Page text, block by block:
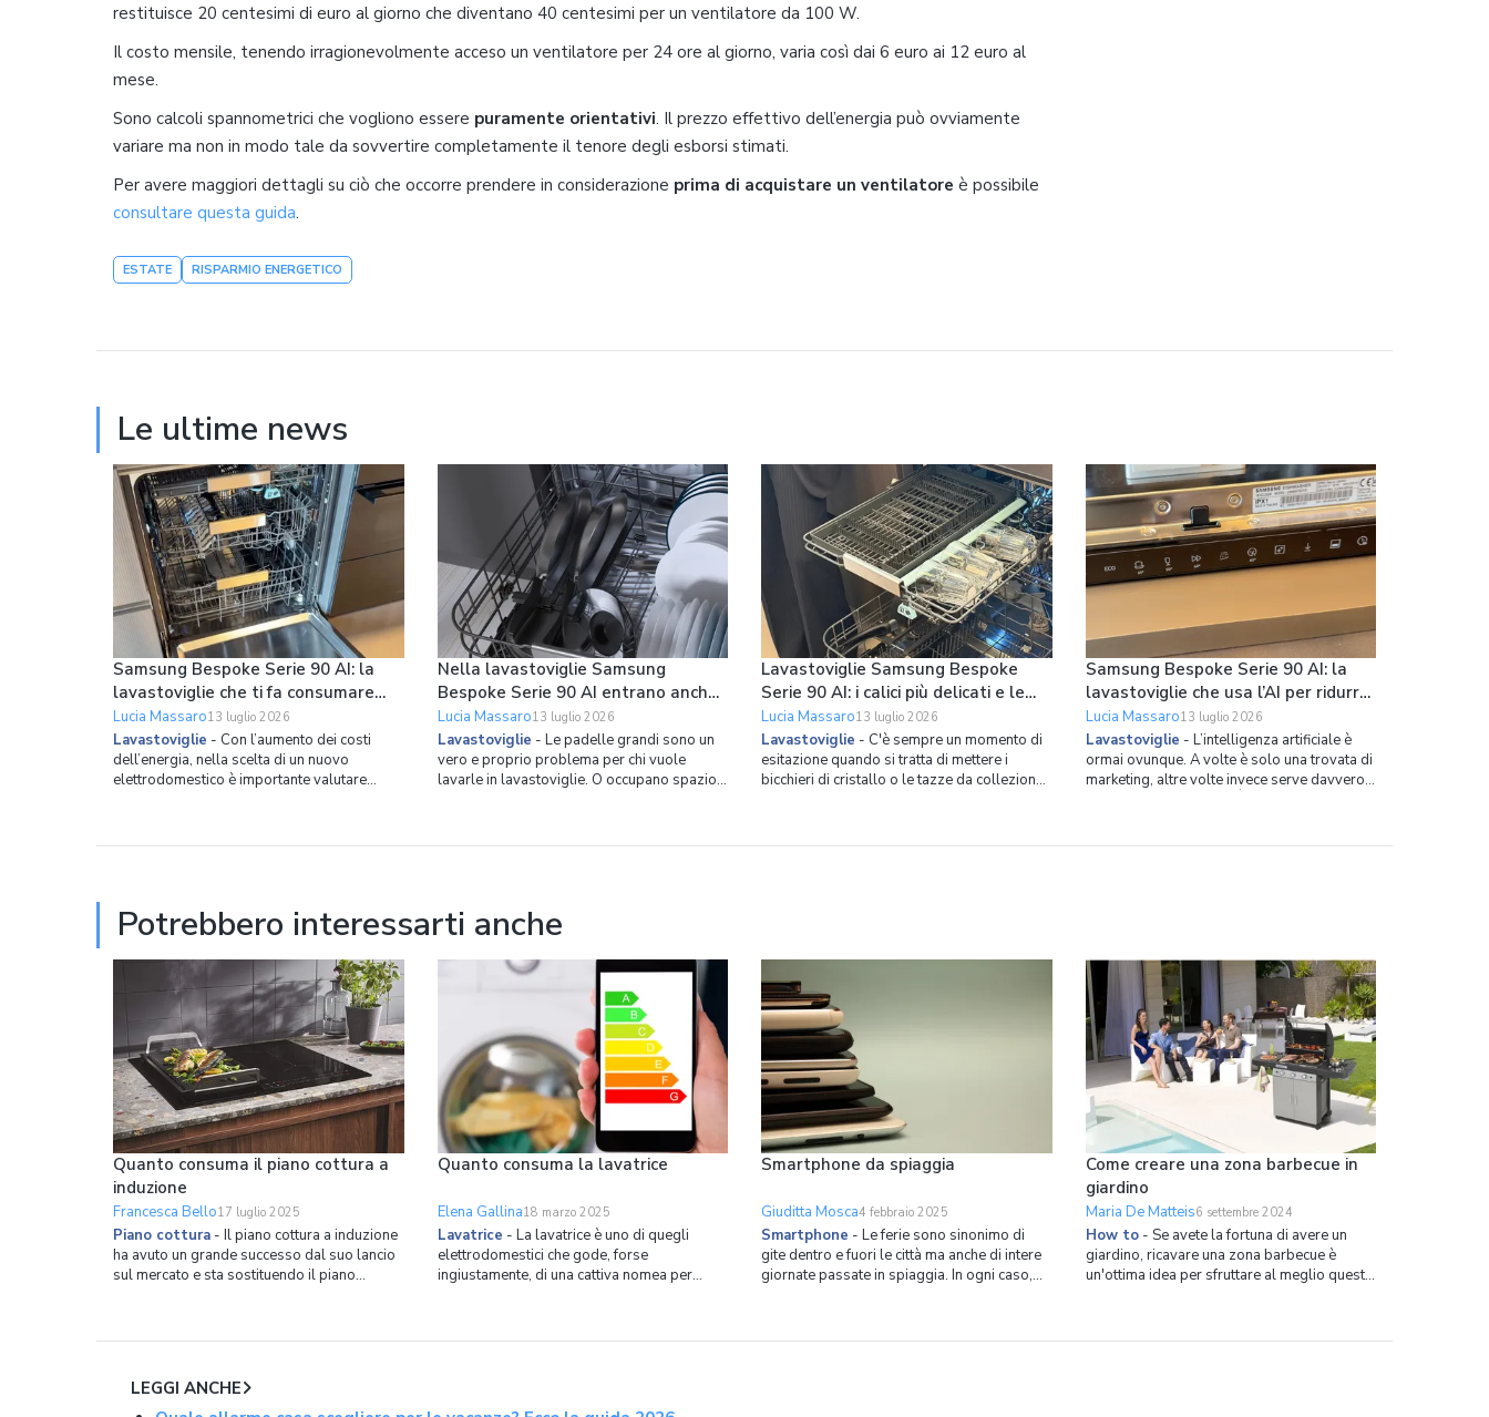
restituisce 20 centesimi di euro al giorno che diventano 40 centesimi per un ventilatore da 100 W.
Il costo mensile, tenendo irragionevolmente acceso un ventilatore per 24 ore al giorno, varia così dai 6 euro ai 12 euro al
mese.
Sono calcoli spannometrici che vogliono essere puramente orientativi. Il prezzo effettivo dell’energia può ovviamente
variare ma non in modo tale da sovvertire completamente il tenore degli esborsi stimati.
Per avere maggiori dettagli su ciò che occorre prendere in considerazione prima di acquistare un ventilatore è possibile
consultare questa guida.
ESTATE RISPARMIO ENERGETICO
Le ultime news
Samsung Bespoke Serie 90 AI: la
lavastoviglie che ti fa consumare
meno ogni giorno
Lucia Massaro13 luglio 2026
Lavastoviglie - Con l’aumento dei costi
dell’energia, nella scelta di un nuovo
elettrodomestico è importante valutare
Nella lavastoviglie Samsung
Bespoke Serie 90 AI entrano anche
le padelle grandi in verticale
Lucia Massaro13 luglio 2026
Lavastoviglie - Le padelle grandi sono un
vero e proprio problema per chi vuole
lavarle in lavastoviglie. O occupano spazio
Lavastoviglie Samsung Bespoke
Serie 90 AI: i calici più delicati e le
tazze da collezione hanno il loro
spazio dedicato
Lucia Massaro13 luglio 2026
Lavastoviglie - C'è sempre un momento di
esitazione quando si tratta di mettere i
bicchieri di cristallo o le tazze da collezione
Samsung Bespoke Serie 90 AI: la
lavastoviglie che usa l’AI per ridurre
i consumi
Lucia Massaro13 luglio 2026
Lavastoviglie - L’intelligenza artificiale è
ormai ovunque. A volte è solo una trovata di
marketing, altre volte invece serve davvero a
Potrebbero interessarti anche
Quanto consuma il piano cottura a
induzione
Francesca Bello17 luglio 2025
Piano cottura - Il piano cottura a induzione
ha avuto un grande successo dal suo lancio
sul mercato e sta sostituendo il piano
Quanto consuma la lavatrice
Elena Gallina18 marzo 2025
Lavatrice - La lavatrice è uno di quegli
elettrodomestici che gode, forse
ingiustamente, di una cattiva nomea per
Smartphone da spiaggia
Giuditta Mosca4 febbraio 2025
Smartphone - Le ferie sono sinonimo di
gite dentro e fuori le città ma anche di intere
giornate passate in spiaggia. In ogni caso,
Come creare una zona barbecue in
giardino
Maria De Matteis6 settembre 2024
How to- Se avete la fortuna di avere un
giardino, ricavare una zona barbecue è
un'ottima idea per sfruttare al meglio questo
LEGGI ANCHE